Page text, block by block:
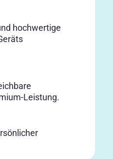
hochwertige
Leistung.